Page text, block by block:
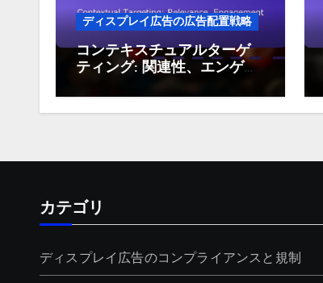
ディスプレイ広告の広告配置戦略
コンテキスチュアルターゲ
ティング: 関連性、エンゲー
率
カテゴリ
ディスプレイ広告のコンプライアンスと規制